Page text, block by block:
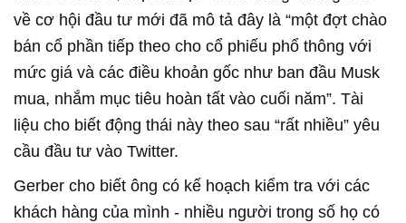
về cơ hội đầu tư mới đã mô tả đây là “một đợt chào
bán cổ phần tiếp theo cho cổ phiếu phổ thông với
mức giá và các điều khoản gốc như ban đầu Musk
mua, nhắm mục tiêu hoàn tất vào cuối năm”. Tài
liệu cho biết động thái này theo sau “rất nhiều” yêu
cầu đầu tư vào Twitter.
Gerber cho biết ông có kế hoạch kiểm tra với các
khách hàng của mình - nhiều người trong số họ có